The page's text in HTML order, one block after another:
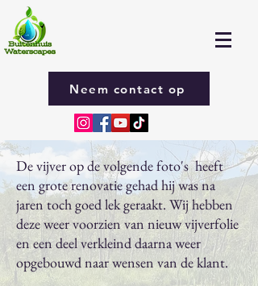
Neem contact op
De vijver op de volgende foto's heeft
een grote renovatie gehad hij was na
jaren toch goed lek geraakt. Wij hebben
deze weer voorzien van nieuw vijverfolie
en een deel verkleind daarna weer
opgebouwd naar wensen van de klant.